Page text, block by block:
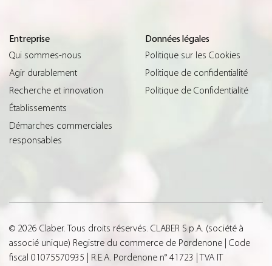
Entreprise
Qui sommes-nous
Agir durablement
Recherche et innovation
Établissements
Démarches commerciales
responsables
Données légales
Politique sur les Cookies
Politique de confidentialité
Politique de Confidentialité
© 2026 Claber. Tous droits réservés. CLABER S.p.A. (société à
associé unique) Registre du commerce de Pordenone | Code
fiscal 01075570935 | R.E.A. Pordenone n° 41723 | TVA IT